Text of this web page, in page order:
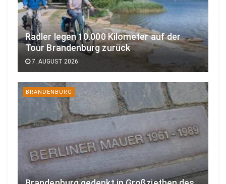
Radler legen 10.000 Kilometer auf der
Tour Brandenburg zurück
7. AUGUST 2026
BRANDENBURG